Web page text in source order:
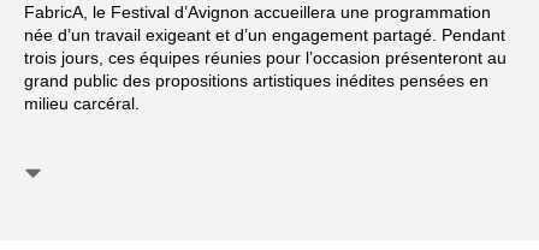
FabricA, le Festival d’Avignon accueillera une programmation
née d’un travail exigeant et d’un engagement partagé. Pendant
trois jours, ces équipes réunies pour l’occasion présenteront au
grand public des propositions artistiques inédites pensées en
milieu carcéral.